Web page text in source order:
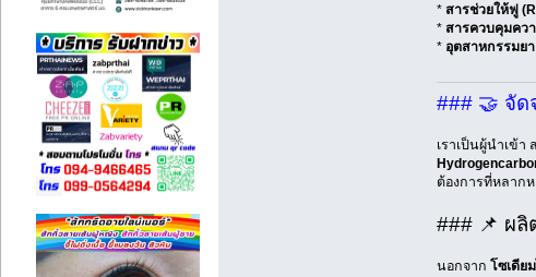
* สารช่วยให้ฟู
* สารควบคุมคว
* อุตสาหกรรมยา
### 🤝 จัด
เราเป็นผู้นำเข้า
ต้องการที่หลาก
### 📌 ผลิ
นอกจาก โซเดีย